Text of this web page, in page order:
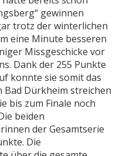
gewinnen
trotz der winterlichen
eine Minute besseren
Missgeschicke vor
Dank der 255 Punkte
konnte sie somit das
Bad Dürkheim streichen
bis zum Finale noch
beiden
der Gesamtserie
Die